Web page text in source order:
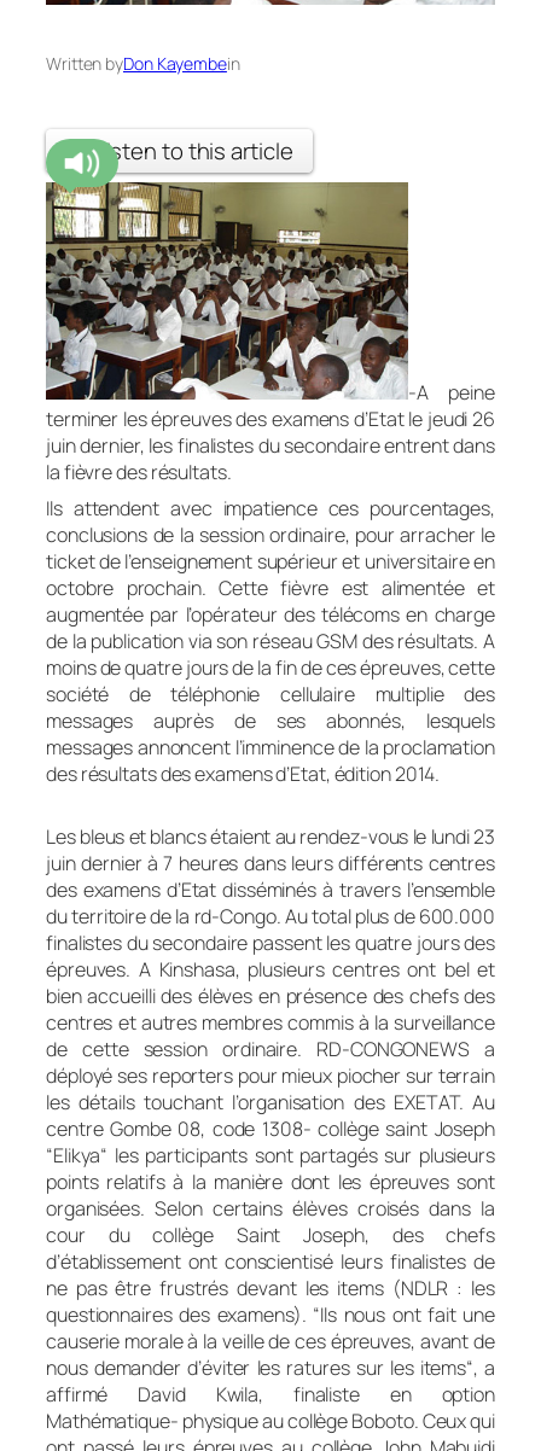
Written byDon Kayembein
Listen to this article
-A peine
terminer les épreuves des examens d’Etat le jeudi 26
juin dernier, les finalistes du secondaire entrent dans
la fièvre des résultats.
Ils attendent avec impatience ces pourcentages,
conclusions de la session ordinaire, pour arracher le
ticket de l’enseignement supérieur et universitaire en
octobre prochain. Cette fièvre est alimentée et
augmentée par l’opérateur des télécoms en charge
de la publication via son réseau GSM des résultats. A
moins de quatre jours de la fin de ces épreuves, cette
société de téléphonie cellulaire multiplie des
messages auprès de ses abonnés, lesquels
messages annoncent l’imminence de la proclamation
des résultats des examens d’Etat, édition 2014.
Les bleus et blancs étaient au rendez-vous le lundi 23
juin dernier à 7 heures dans leurs différents centres
des examens d’Etat disséminés à travers l’ensemble
du territoire de la rd-Congo. Au total plus de 600.000
finalistes du secondaire passent les quatre jours des
épreuves. A Kinshasa, plusieurs centres ont bel et
bien accueilli des élèves en présence des chefs des
centres et autres membres commis à la surveillance
de cette session ordinaire. RD-CONGONEWS a
déployé ses reporters pour mieux piocher sur terrain
les détails touchant l’organisation des EXETAT. Au
centre Gombe 08, code 1308- collège saint Joseph
“Elikya“ les participants sont partagés sur plusieurs
points relatifs à la manière dont les épreuves sont
organisées. Selon certains élèves croisés dans la
cour du collège Saint Joseph, des chefs
d’établissement ont conscientisé leurs finalistes de
ne pas être frustrés devant les items (NDLR : les
questionnaires des examens). “Ils nous ont fait une
causerie morale à la veille de ces épreuves, avant de
nous demander d’éviter les ratures sur les items“, a
affirmé David Kwila, finaliste en option
Mathématique- physique au collège Boboto. Ceux qui